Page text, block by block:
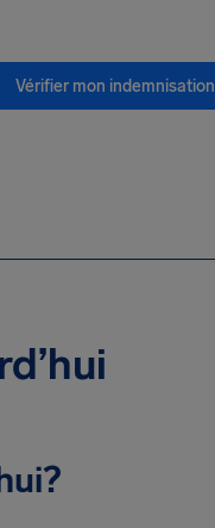
Vérifier mon indemnisation